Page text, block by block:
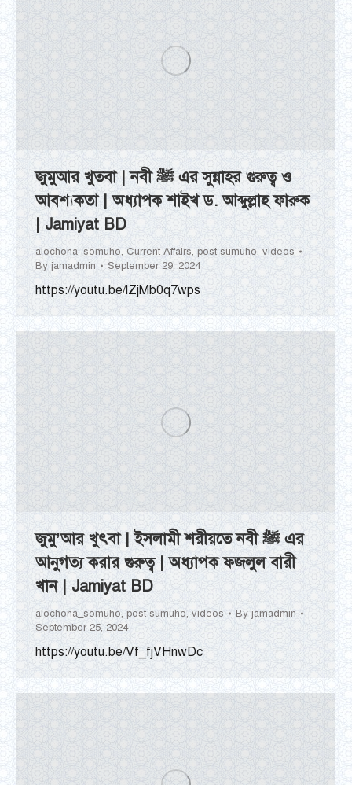
জুমুআর খুতবা | নবী ﷺ এর সুন্নাহর গুরুত্ব ও
আবশ্যকতা | অধ্যাপক শাইখ ড. আব্দুল্লাহ ফারুক
| Jamiyat BD
alochona_somuho, Current Affairs, post-sumuho, videos
By jamadmin September 29, 2024
https://youtu.be/lZjMb0q7wps
জুমু’আর খুৎবা | ইসলামী শরীয়তে নবী ﷺ এর
আনুগত্য করার গুরুত্ব | অধ্যাপক ফজলুল বারী
খান | Jamiyat BD
alochona_somuho, post-sumuho, videos By jamadmin
September 25, 2024
https://youtu.be/Vf_fjVHnwDc